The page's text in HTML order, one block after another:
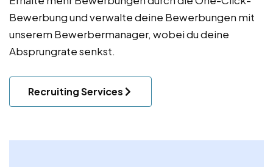
Bewerbung und verwalte deine Bewerbungen mit
unserem Bewerbermanager, wobei du deine
Absprungrate senkst.
Recruiting Services